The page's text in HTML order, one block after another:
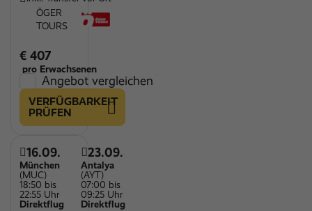
ÖGER
TOURS
€ 407
pro Erwachsenen
Angebot vergleichen
VERFÜGBARKEIT
PRÜFEN
16.09.
München
(MUC)
18:50 bis
22:55 Uhr
Direktflug
23.09.
Antalya
(AYT)
07:00 bis
09:25 Uhr
Direktflug